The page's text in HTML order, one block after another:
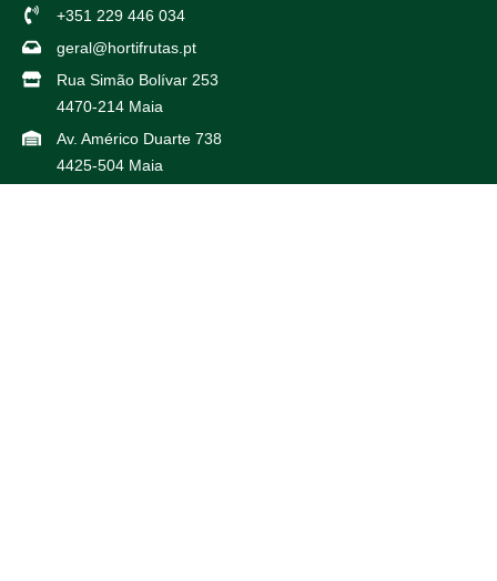
+351 229 446 034
geral@hortifrutas.pt
Rua Simão Bolívar 253
4470-214 Maia
Av. Américo Duarte 738
4425-504 Maia